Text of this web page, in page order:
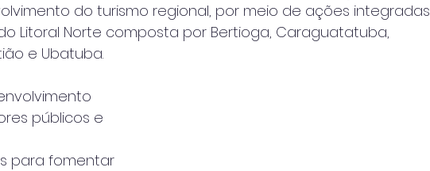
do turismo regional, por meio de ações integradas
Litoral Norte composta por Bertioga, Caraguatatuba,
e Ubatuba.
públicos e
para fomentar